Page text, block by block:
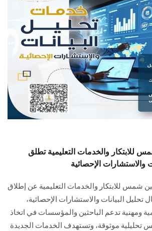
والخدمات التعليمية تطلق
والاستشارات الإحصائية
شمس للابتكار والخدمات التعليمية عن إطلاق
البيانات والاستشارات الإحصائية،
ومهنية تدعم الباحثين والمؤسسات في اتخاذ
تحليلية موثوقة، وتستهدف الخدمات الجديدة